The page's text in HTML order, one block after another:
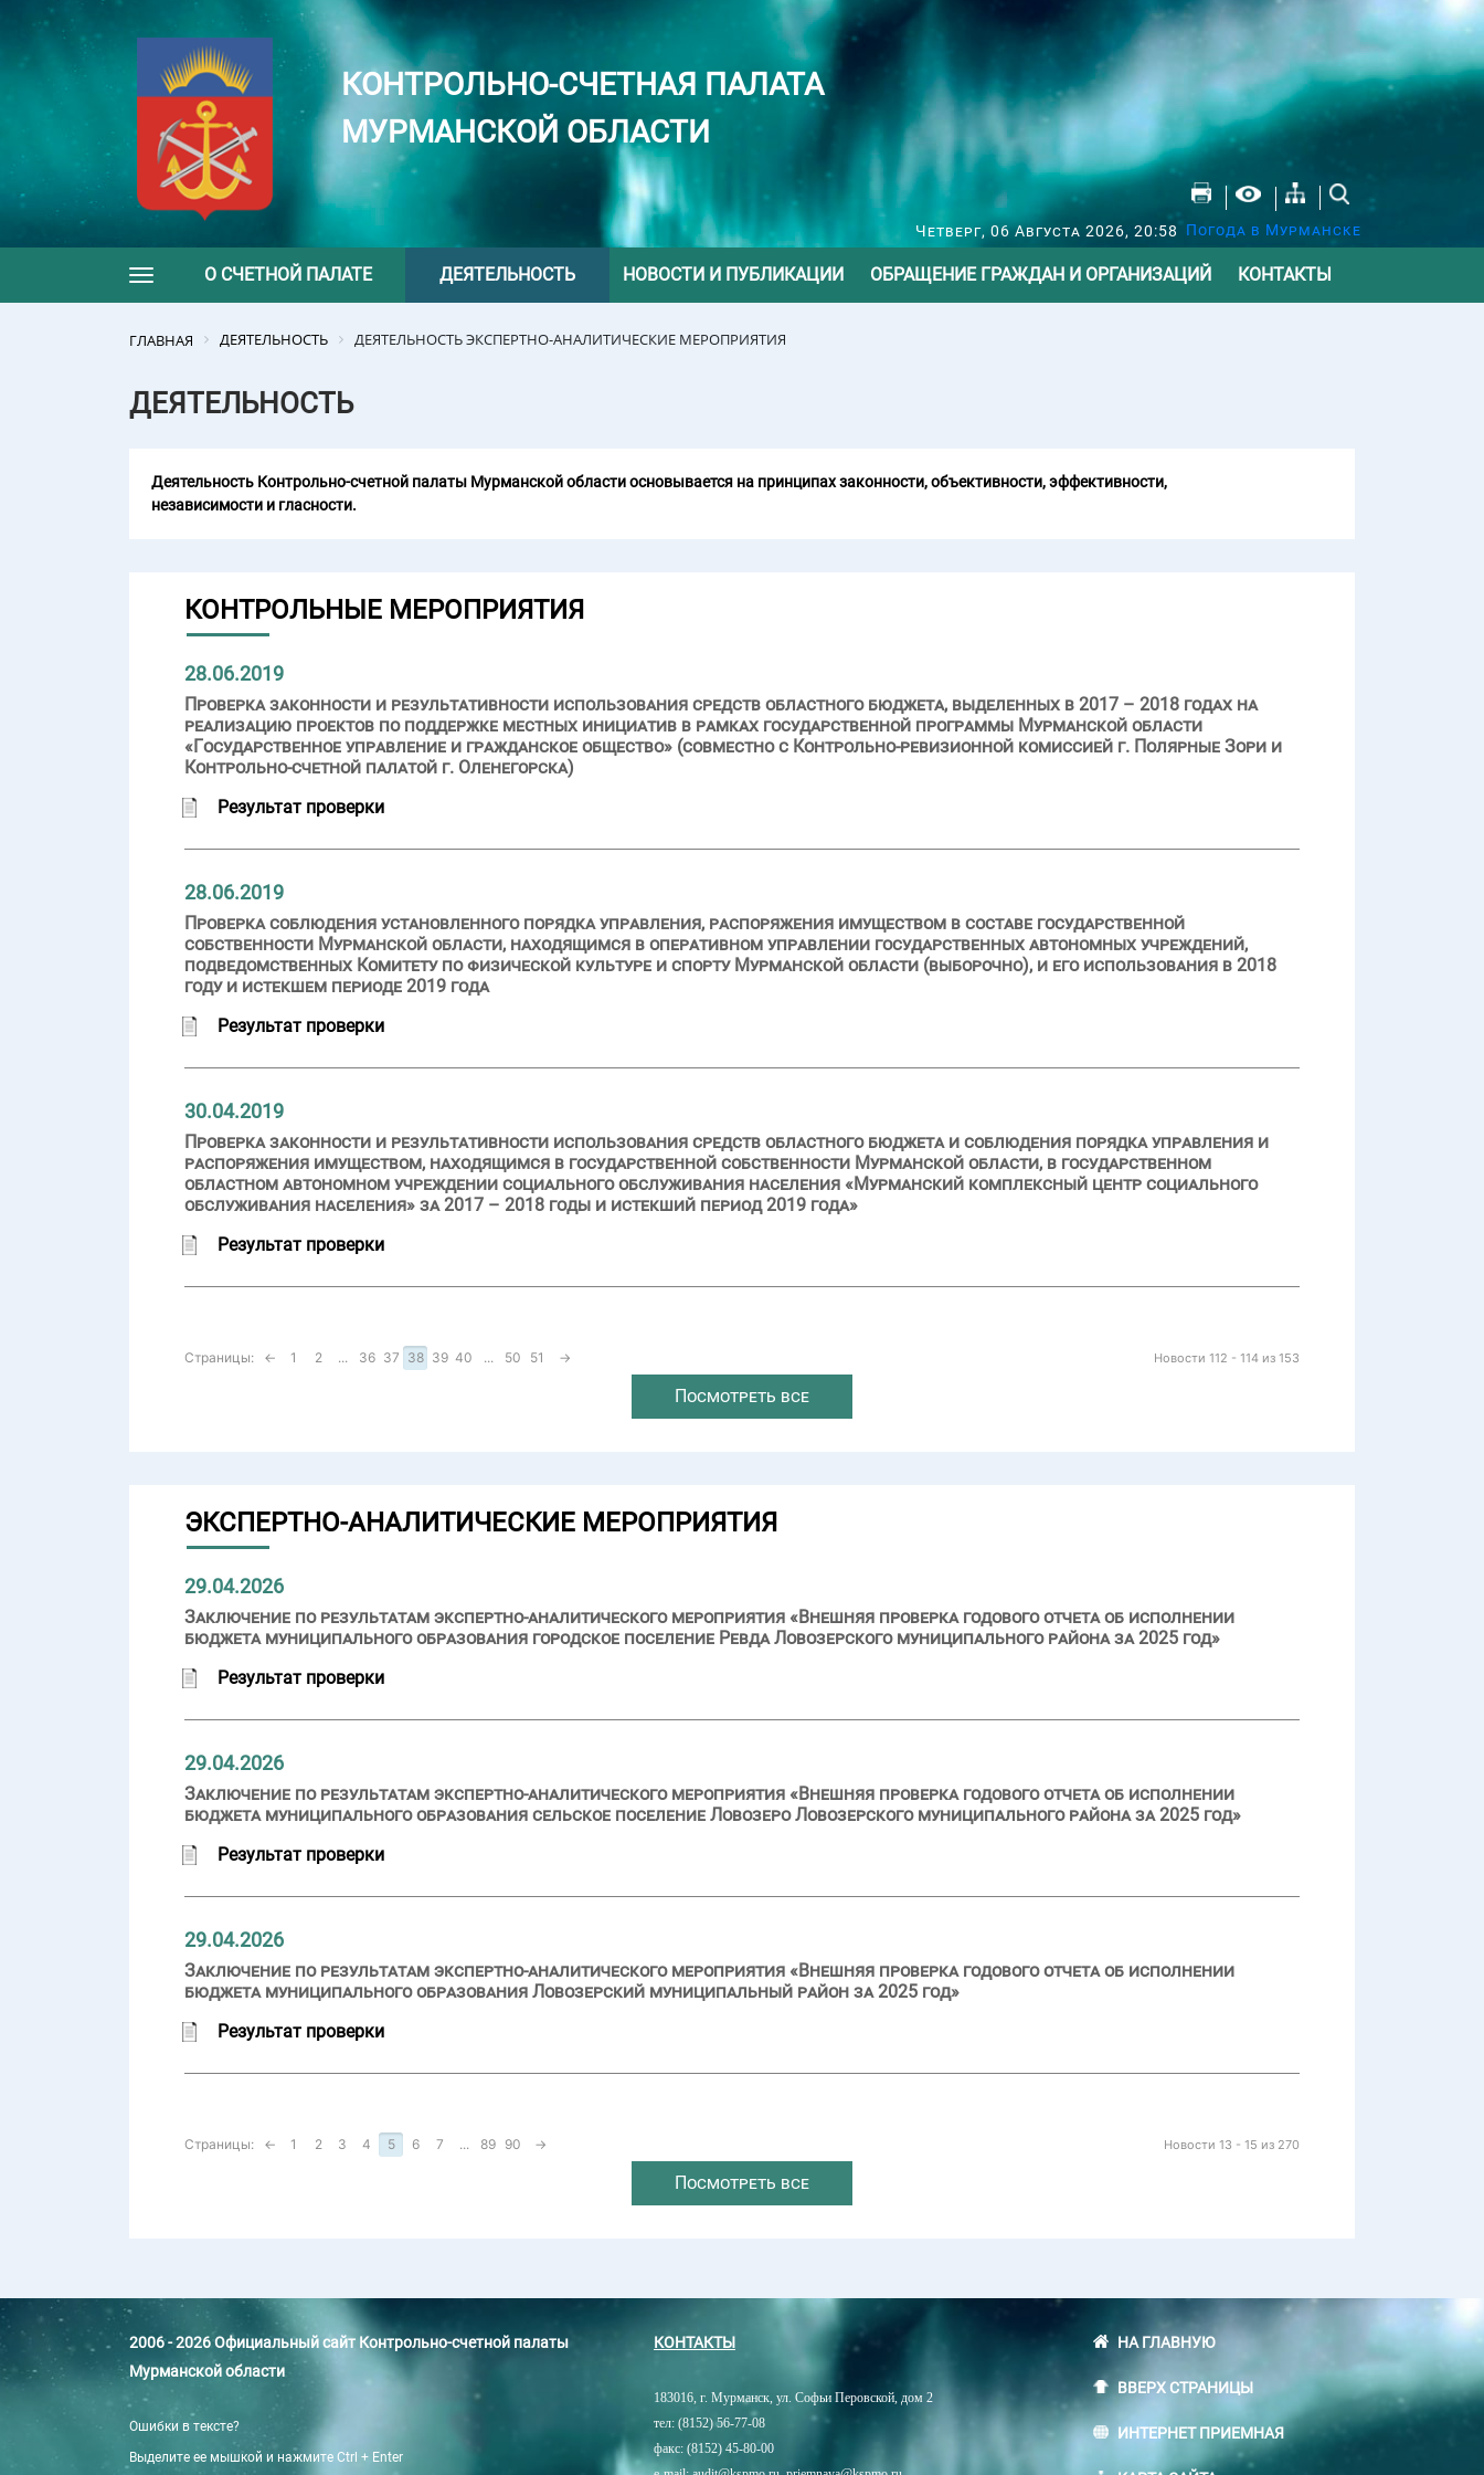
КОНТРОЛЬНО-СЧЕТНАЯ ПАЛАТА
МУРМАНСКОЙ ОБЛАСТИ
Четверг, 06 Августа 2026, 20:58 Погода в Мурманске
Toggle navigation
О СЧЕТНОЙ ПАЛАТЕ ДЕЯТЕЛЬНОСТЬ НОВОСТИ И ПУБЛИКАЦИИ ОБРАЩЕНИЕ ГРАЖДАН И ОРГАНИЗАЦИЙ КОНТАКТЫ
ГЛАВНАЯ ДЕЯТЕЛЬНОСТЬ ДЕЯТЕЛЬНОСТЬ ЭКСПЕРТНО-АНАЛИТИЧЕСКИЕ МЕРОПРИЯТИЯ
ДЕЯТЕЛЬНОСТЬ
Деятельность Контрольно-счетной палаты Мурманской области основывается на принципах законности, объективности, эффективности,
независимости и гласности.
КОНТРОЛЬНЫЕ МЕРОПРИЯТИЯ
28.06.2019
Проверка законности и результативности использования средств областного бюджета, выделенных в 2017 – 2018 годах на
реализацию проектов по поддержке местных инициатив в рамках государственной программы Мурманской области
«Государственное управление и гражданское общество» (совместно с Контрольно-ревизионной комиссией г. Полярные Зори и
Контрольно-счетной палатой г. Оленегорска)
Результат проверки
28.06.2019
Проверка соблюдения установленного порядка управления, распоряжения имуществом в составе государственной
собственности Мурманской области, находящимся в оперативном управлении государственных автономных учреждений,
подведомственных Комитету по физической культуре и спорту Мурманской области (выборочно), и его использования в 2018
году и истекшем периоде 2019 года
Результат проверки
30.04.2019
Проверка законности и результативности использования средств областного бюджета и соблюдения порядка управления и
распоряжения имуществом, находящимся в государственной собственности Мурманской области, в государственном
областном автономном учреждении социального обслуживания населения «Мурманский комплексный центр социального
обслуживания населения» за 2017 – 2018 годы и истекший период 2019 года»
Результат проверки
Новости 112 - 114 из 153
Страницы: ← 1 2 ... 36 37 38 39 40 ... 50 51 →
Посмотреть все
ЭКСПЕРТНО-АНАЛИТИЧЕСКИЕ МЕРОПРИЯТИЯ
29.04.2026
Заключение по результатам экспертно-аналитического мероприятия «Внешняя проверка годового отчета об исполнении
бюджета муниципального образования городское поселение Ревда Ловозерского муниципального района за 2025 год»
Результат проверки
29.04.2026
Заключение по результатам экспертно-аналитического мероприятия «Внешняя проверка годового отчета об исполнении
бюджета муниципального образования сельское поселение Ловозеро Ловозерского муниципального района за 2025 год»
Результат проверки
29.04.2026
Заключение по результатам экспертно-аналитического мероприятия «Внешняя проверка годового отчета об исполнении
бюджета муниципального образования Ловозерский муниципальный район за 2025 год»
Результат проверки
Новости 13 - 15 из 270
Страницы: ← 1 2 3 4 5 6 7 ... 89 90 →
Посмотреть все
2006 - 2026 Официальный сайт Контрольно-счетной палаты
Мурманской области
Ошибки в тексте?
Выделите ее мышкой и нажмите Ctrl + Enter
КОНТАКТЫ
183016, г. Мурманск, ул. Софьи Перовской, дом 2
тел: (8152) 56-77-08
факс: (8152) 45-80-00
НА ГЛАВНУЮ
ВВЕРХ СТРАНИЦЫ
ИНТЕРНЕТ ПРИЕМНАЯ